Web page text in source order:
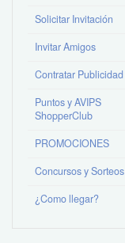
Solicitar Invitación
Invitar Amigos
Contratar Publicidad
Puntos y AVIPS
ShopperClub
PROMOCIONES
Concursos y Sorteos
¿Como llegar?